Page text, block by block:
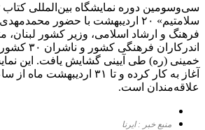
سی‌وسومین دوره نمایشگاه بین‌المللی کتاب
سلامتیم» ۲۰ اردیبهشت با حضور
فرهنگ و ارشاد اسلامی، وزیر کشور لبنان،
اندرکاران
علاقه‌مندان است.
منبع خبر : ایرنا